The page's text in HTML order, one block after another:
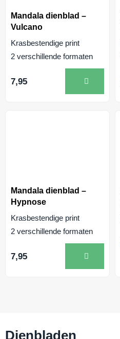
Mandala dienblad –
Vulcano
Krasbestendige print
2 verschillende formaten
7,95
Mandala dienblad –
Hypnose
Krasbestendige print
2 verschillende formaten
7,95
Dienbladen